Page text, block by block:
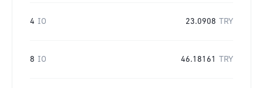
4 IO 23.0908 TRY
8 IO 46.18161 TRY